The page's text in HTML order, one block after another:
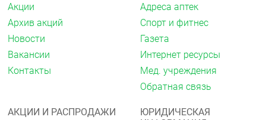
Акции
Архив акций
Новости
Вакансии
Контакты
Адреса аптек
Спорт и фитнес
Газета
Интернет ресурсы
Мед. учреждения
Обратная связь
АКЦИИ И РАСПРОДАЖИ
ЮРИДИЧЕСКАЯ